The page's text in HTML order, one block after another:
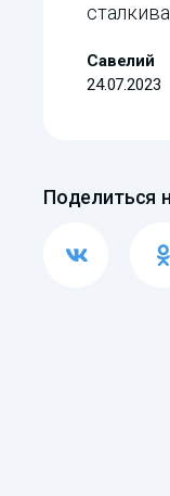
Савелий
24.07.2023
Поделиться